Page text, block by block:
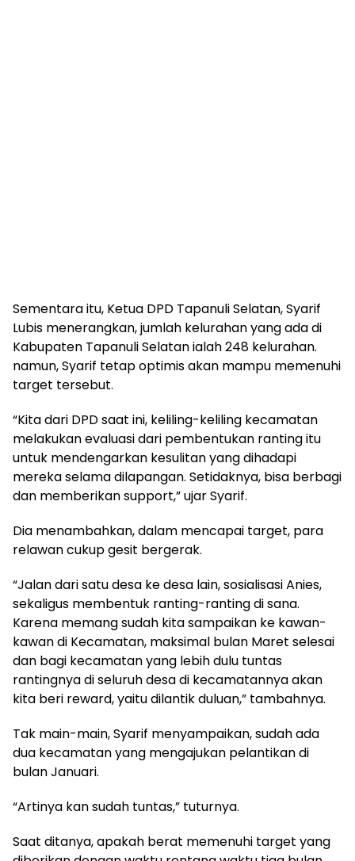
Sementara itu, Ketua DPD Tapanuli Selatan, Syarif
Lubis menerangkan, jumlah kelurahan yang ada di
Kabupaten Tapanuli Selatan ialah 248 kelurahan.
namun, Syarif tetap optimis akan mampu memenuhi
target tersebut.
“Kita dari DPD saat ini, keliling-keliling kecamatan
melakukan evaluasi dari pembentukan ranting itu
untuk mendengarkan kesulitan yang dihadapi
mereka selama dilapangan. Setidaknya, bisa berbagi
dan memberikan support,” ujar Syarif.
Dia menambahkan, dalam mencapai target, para
relawan cukup gesit bergerak.
“Jalan dari satu desa ke desa lain, sosialisasi Anies,
sekaligus membentuk ranting-ranting di sana.
Karena memang sudah kita sampaikan ke kawan-
kawan di Kecamatan, maksimal bulan Maret selesai
dan bagi kecamatan yang lebih dulu tuntas
rantingnya di seluruh desa di kecamatannya akan
kita beri reward, yaitu dilantik duluan,” tambahnya.
Tak main-main, Syarif menyampaikan, sudah ada
dua kecamatan yang mengajukan pelantikan di
bulan Januari.
“Artinya kan sudah tuntas,” tuturnya.
Saat ditanya, apakah berat memenuhi target yang